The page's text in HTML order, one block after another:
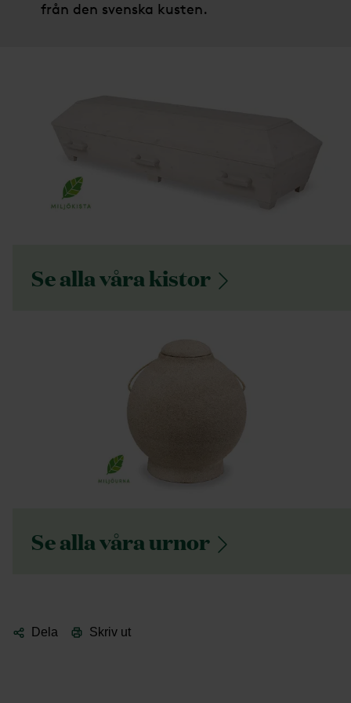
från den svenska kusten.
Se alla vårakistor
Se alla våraurnor
Dela Skriv ut